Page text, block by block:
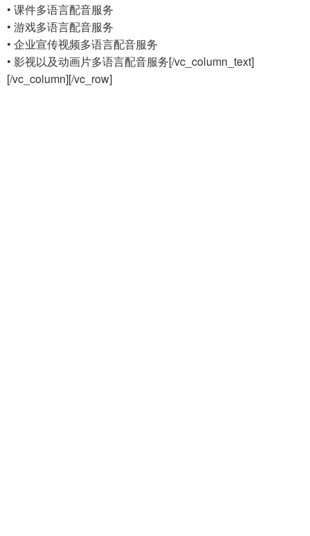
• 课件多语言配音服务
• 游戏多语言配音服务
• 企业宣传视频多语言配音服务
• 影视以及动画片多语言配音服务[/vc_column_text]
[/vc_column][/vc_row]